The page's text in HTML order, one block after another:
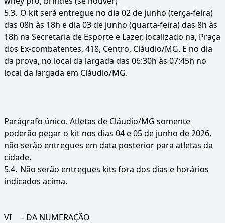
5.3. O kit será entregue no dia 02 de junho (terça-feira)
das 08h às 18h e dia 03 de junho (quarta-feira) das 8h às
18h na Secretaria de Esporte e Lazer, localizado na, Praça
dos Ex-combatentes, 418, Centro, Cláudio/MG. E no dia
da prova, no local da largada das 06:30h às 07:45h no
local da largada em Cláudio/MG.
Parágrafo único. Atletas de Cláudio/MG somente
poderão pegar o kit nos dias 04 e 05 de junho de 2026,
não serão entregues em data posterior para atletas da
cidade.
5.4. Não serão entregues kits fora dos dias e horários
indicados acima.
VI – DA NUMERAÇÃO